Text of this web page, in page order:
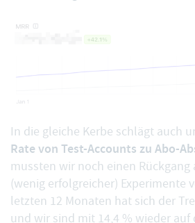
In die gleiche Kerbe schlägt auch
Rate von Test-Accounts zu Abo-
mussten wir noch einen
(wenig erfolgreicher) Experimente
letzten 12 Monaten hat sich der
und wir sind mit 14,4 % wieder auf